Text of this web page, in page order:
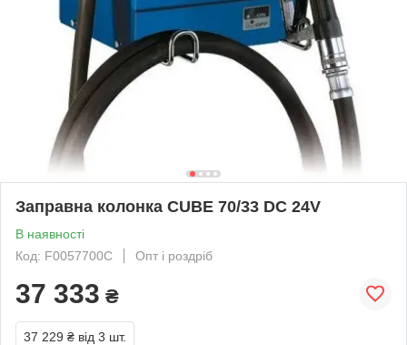
Заправна колонка CUBE 70/33 DC 24V
В наявності
Код: F0057700C
Опт і роздріб
37 333 ₴
37 229 ₴ від 3 шт.